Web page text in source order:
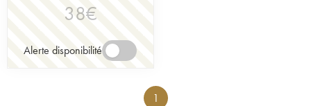
38€
Alerte disponibilité
1